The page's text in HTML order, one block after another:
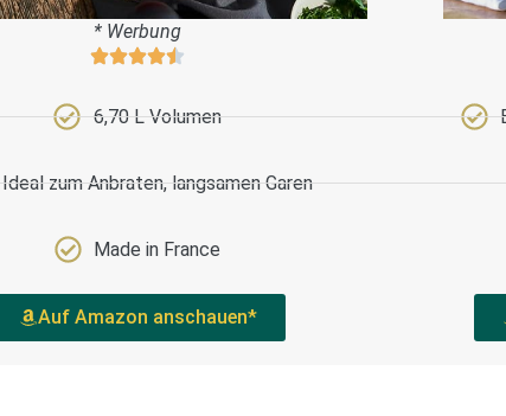
* Werbung
6,70 L Volumen
Ideal zum Anbraten, langsamen Garen
Made in France
Auf Amazon anschauen*